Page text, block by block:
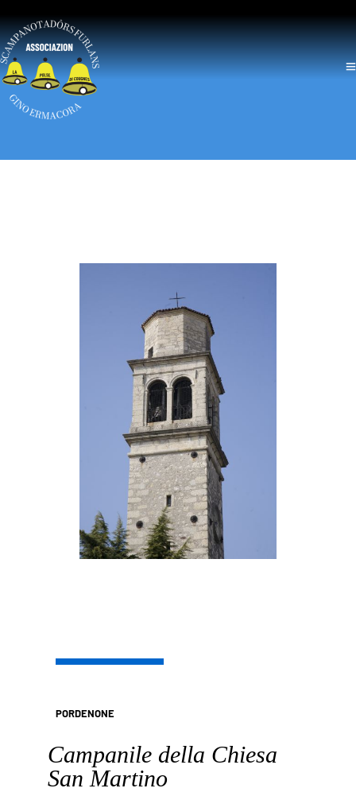
PORDENONE
Campanile della Chiesa
San Martino